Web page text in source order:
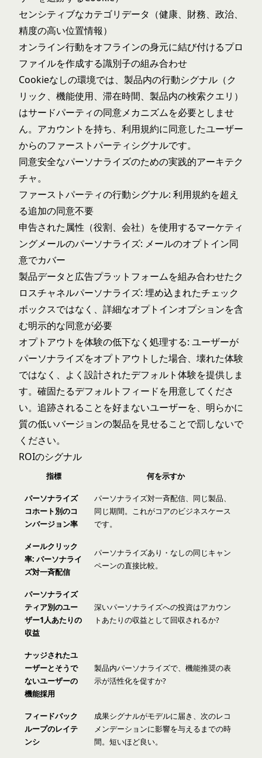
センシティブなカテゴリデータ（健康、財務、政治、
精度の高い位置情報）
オンライン行動をオフラインの身元に結び付けるプロ
ファイルを作成する識別子の組み合わせ
Cookieなしの環境では、製品内の行動シグナル（ク
リック、機能使用、滞在時間、製品内の検索クエリ）
はサードパーティの同意メカニズムを必要としませ
ん。アカウントを持ち、利用規約に同意したユーザー
からのファーストパーティシグナルです。
同意安全なパーソナライズのための実践的アーキテク
チャ。
ファーストパーティの行動シグナル: 利用規約を超え
る追加の同意不要
申告された属性（役割、会社）を使用するマーケティ
ングメールのパーソナライズ: メールのオプトイン同
意でカバー
製品データと広告プラットフォームを組み合わせたク
ロスチャネルパーソナライズ: 埋め込まれたチェック
ボックスではなく、詳細なオプトインオプションを含
む明示的な同意が必要
オプトアウトを体験の低下なく処理する: ユーザーが
パーソナライズをオプトアウトした場合、壊れた体験
ではなく、よく設計されたデフォルト体験を提供しま
す。確固たるデフォルトフィードを用意してくださ
い。追跡されることを好まないユーザーを、明らかに
質の低いバージョンの製品を見せることで罰しないで
ください。
ROIのシグナル
指標 何を示すか
パーソナライズ
コホート別のコ
ンバージョン率
パーソナライズ対一斉配信、同じ製品、
同じ期間。これがコアのビジネスケース
です。
メールクリック
率: パーソナライ
ズ対一斉配信
パーソナライズあり・なしの同じキャン
ペーンの直接比較。
パーソナライズ
ティア別のユー
ザー1人あたりの
収益
深いパーソナライズへの投資はアカウン
トあたりの収益として回収されるか?
ナッジされたユ
ーザーとそうで
ないユーザーの
機能採用
製品内パーソナライズで、機能推奨の表
示が活性化を促すか?
フィードバック
ループのレイテ
ンシ
成果シグナルがモデルに届き、次のレコ
メンデーションに影響を与えるまでの時
間。短いほど良い。